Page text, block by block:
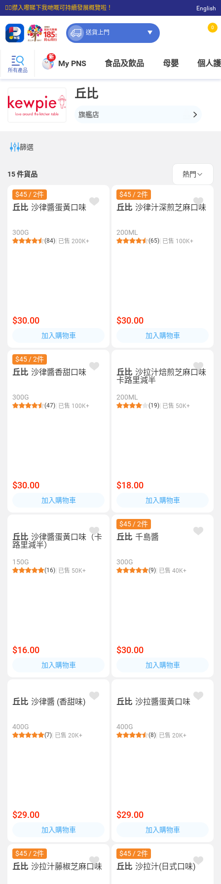
☝🏼㩒入嚟睇下我哋嘅可持續發展概覽啦！
⭐購物滿$399即享免費送貨；滿$100即可免費店取。
English
送貨上門
0
所有產品
新
My PNS 食品及飲品 母嬰 個人
丘比
旗艦店
篩選
15件貨品 熱門
$45 / 2件
丘比 沙律醬蛋黃口味
300G
(84) 已售 200K+
$30.00
加入購物車
$45 / 2件
丘比 沙律汁深煎芝麻口味
200ML
(65) 已售 100K+
$30.00
加入購物車
$45 / 2件
丘比 沙律醬香甜口味
300G
(47) 已售 100K+
$30.00
加入購物車
丘比 沙拉汁焙煎芝麻口味
卡路里減半
200ML
(19) 已售 50K+
$18.00
加入購物車
丘比 沙律醬蛋黃口味（卡
路里減半）
150G
(16) 已售 50K+
$16.00
加入購物車
$45 / 2件
丘比 千島醬
300G
(9) 已售 40K+
$30.00
加入購物車
丘比 沙律醬 (香甜味)
400G
(7) 已售 20K+
$29.00
加入購物車
丘比 沙拉醬蛋黃口味
400G
(8) 已售 20K+
$29.00
加入購物車
$45 / 2件
丘比 沙拉汁藤椒芝麻口味
$45 / 2件
丘比 沙拉汁(日式口味)